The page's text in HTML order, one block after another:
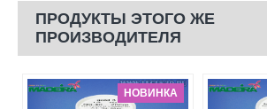
ПРОДУКТЫ ЭТОГО ЖЕ
ПРОИЗВОДИТЕЛЯ
НОВИНКА